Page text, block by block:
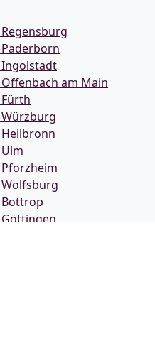
Ingolstadt
am Main
Bottrop